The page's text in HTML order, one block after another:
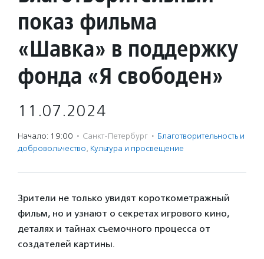
показ фильма
«Шавка» в поддержку
фонда «Я свободен»
11.07.2024
Начало: 19:00 · Санкт-Петербург · Благотвори­тель­ность и
доброволь­чест­во, Культура и просвещение
Зрители не только увидят короткометражный
фильм, но и узнают о секретах игрового кино,
деталях и тайнах съемочного процесса от
создателей картины.